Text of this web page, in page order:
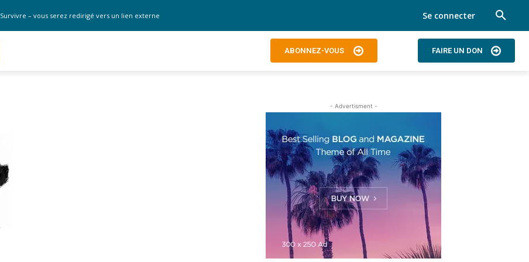
Survivre – vous serez redirigé vers un lien externe Se connecter
ABONNEZ-VOUS FAIRE UN DON
- Advertisment -